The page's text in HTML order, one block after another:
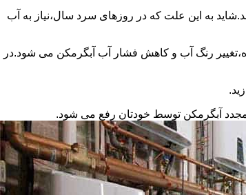
به این علت که در روزهای سرد سال،نیاز به آب
رنگ آب و کاهش فشار آب آبگرمکن می شود.در
آبگرمکن توسط خودتان رفع می شود.